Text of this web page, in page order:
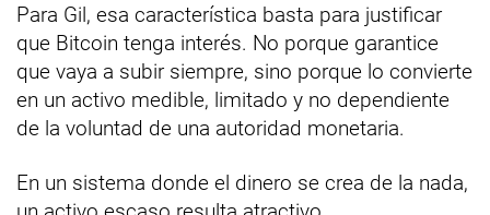
Para Gil, esa característica basta para justificar
que Bitcoin tenga interés. No porque garantice
que vaya a subir siempre, sino porque lo convierte
en un activo medible, limitado y no dependiente
de la voluntad de una autoridad monetaria.
En un sistema donde el dinero se crea de la nada,